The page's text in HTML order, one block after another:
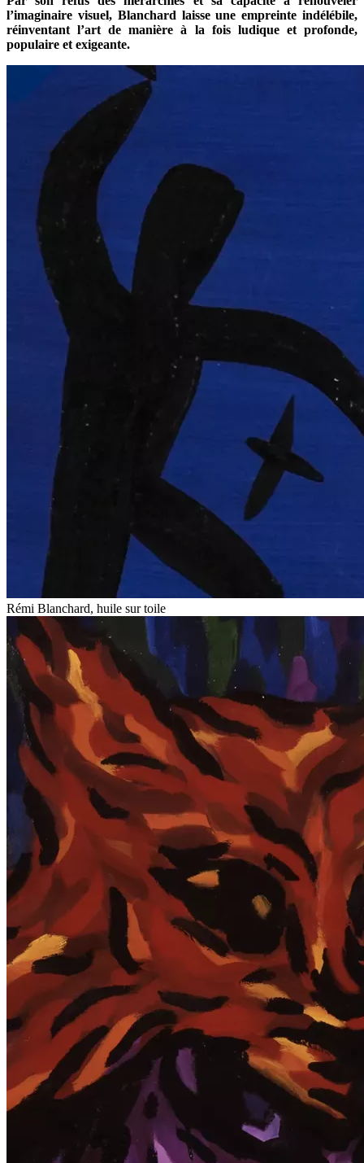
l’imaginaire visuel, Blanchard laisse une empreinte indélébile,
réinventant l’art de manière à la fois ludique et profonde,
populaire et exigeante.
Rémi Blanchard, huile sur toile